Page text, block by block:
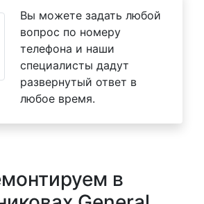
Вы можете задать любой
вопрос по номеру
телефона и наши
специалисты дадут
развернутый ответ в
любое время.
в